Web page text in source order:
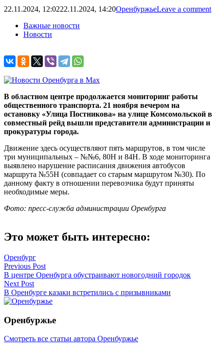
22.11.2024, 12:0222.11.2024, 14:20ОренбуржьеLeave a comment
Важные новости
Новости
В областном центре продолжается мониторинг работы
общественного транспорта. 21 ноября вечером на
остановку «Улица Постникова» на улице Комсомольской в
совместный рейд вышли представители администрации и
прокуратуры города.
Движение здесь осуществляют пять маршрутов, в том числе
три муниципальных – №№6, 80Н и 84Н. В ходе мониторинга
выявлено нарушение расписания движения автобусов
маршрута №55Н (совпадает со старым маршрутом №30). По
данному факту в отношении перевозчика будут приняты
необходимые меры.
Фото: пресс-служба администрации Оренбурга
Это может быть интересно:
Оренбург
Навигация
по
записям
Previous Post
В центре Оренбурга обустраивают новогодний городок
Next Post
В Оренбурге казаки встретились с призывниками
Оренбуржье
Смотреть все статьи автора Оренбуржье